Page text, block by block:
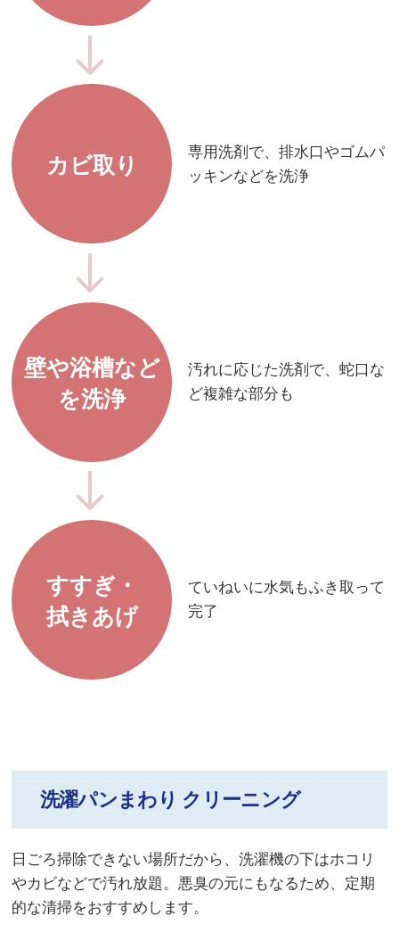
カビ取り
専用洗剤で、排水口やゴムパ
ッキンなどを洗浄
壁や浴槽など
を洗浄
汚れに応じた洗剤で、蛇口な
ど複雑な部分も
すすぎ・
拭きあげ
ていねいに水気もふき取って
完了
洗濯パンまわり クリーニング
日ごろ掃除できない場所だから、洗濯機の下はホコリ
やカビなどで汚れ放題。悪臭の元にもなるため、定期
的な清掃をおすすめします。